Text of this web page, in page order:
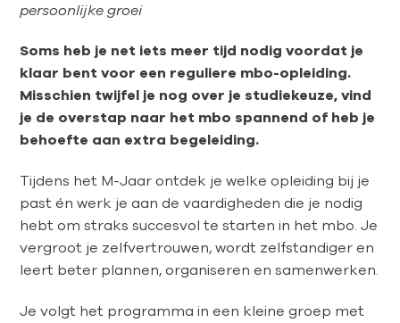
persoonlijke groei
Soms heb je net iets meer tijd nodig voordat je
klaar bent voor een reguliere mbo-opleiding.
Misschien twijfel je nog over je studiekeuze, vind
je de overstap naar het mbo spannend of heb je
behoefte aan extra begeleiding.
Tijdens het M-Jaar ontdek je welke opleiding bij je
past én werk je aan de vaardigheden die je nodig
hebt om straks succesvol te starten in het mbo. Je
vergroot je zelfvertrouwen, wordt zelfstandiger en
leert beter plannen, organiseren en samenwerken.
Je volgt het programma in een kleine groep met